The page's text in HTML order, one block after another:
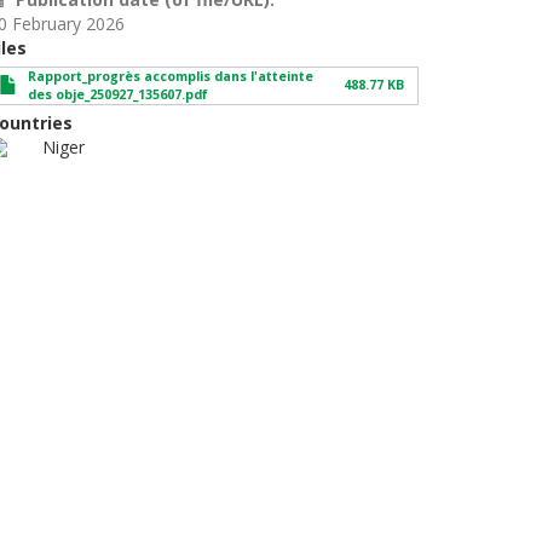
February 2026
Rapport_progrès accomplis dans l'atteinte
des obje_250927_135607.pdf
488.77 KB
Niger